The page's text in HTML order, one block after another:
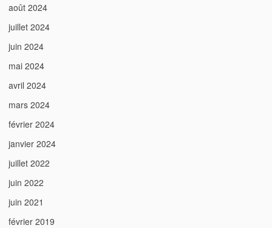
août 2024
juillet 2024
juin 2024
mai 2024
avril 2024
mars 2024
février 2024
janvier 2024
juillet 2022
juin 2022
juin 2021
février 2019